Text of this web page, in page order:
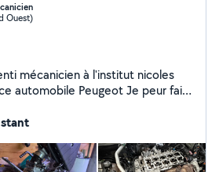
Ouest)
mécanicien à l'institut nicoles
Peugeot Je peur faire
pression pneu disque
ou aussi les haie